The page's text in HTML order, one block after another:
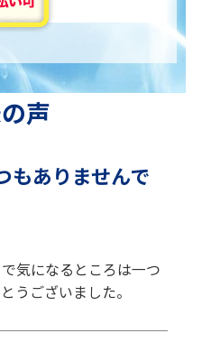
声
もありませんで
気になるところは一つ
うございました。